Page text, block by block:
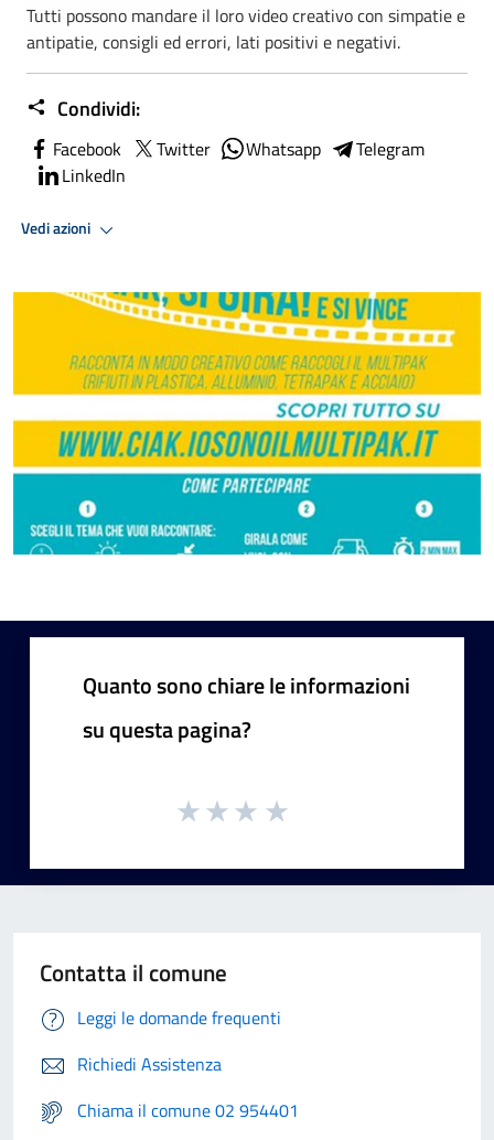
Tutti possono mandare il loro video creativo con simpatie e
antipatie, consigli ed errori, lati positivi e negativi.
Condividi:
Facebook Twitter Whatsapp
Telegram
LinkedIn
Vedi azioni
Quanto sono chiare le informazioni
su questa pagina?
Contatta il comune
Leggi le domande frequenti
Richiedi Assistenza
Chiama il comune 02 954401